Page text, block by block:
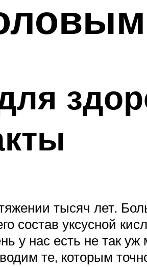
тысяч лет.
состав уксусной
у нас есть не так
те, которым